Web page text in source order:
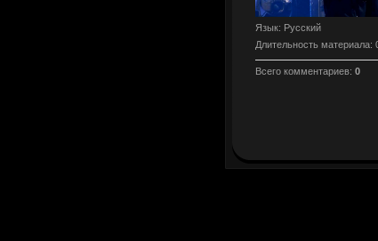
Язык: Русский
Длительность материала:
Всего комментариев: 0